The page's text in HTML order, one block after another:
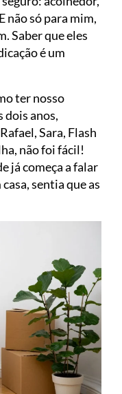
não só para mim,
Saber que eles
é um
ter nosso
dois anos,
Sara, Flash
não foi fácil!
já começa a falar
sentia que as